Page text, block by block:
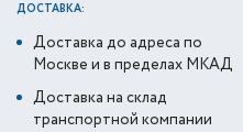
ДОСТАВКА:
Доставка до адреса по
Москве и в пределах МКАД
Доставка на склад
транспортной компании